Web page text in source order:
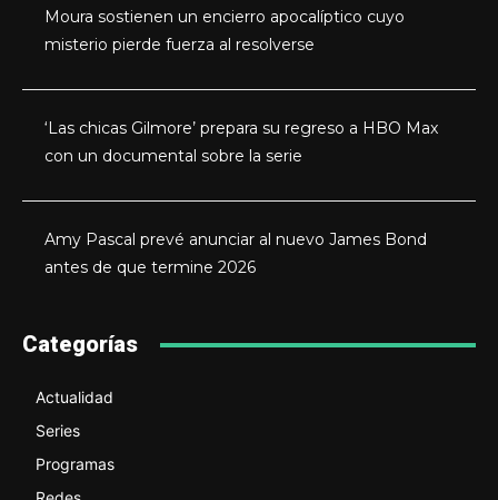
Moura sostienen un encierro apocalíptico cuyo
misterio pierde fuerza al resolverse
‘Las chicas Gilmore’ prepara su regreso a HBO Max
con un documental sobre la serie
Amy Pascal prevé anunciar al nuevo James Bond
antes de que termine 2026
Categorías
Actualidad
Series
Programas